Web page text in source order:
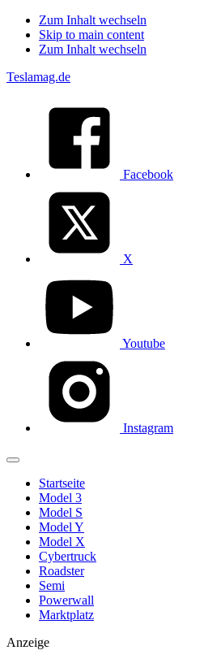
Zum Inhalt wechseln
Skip to main content
Zum Inhalt wechseln
Teslamag.de
Facebook
X
Youtube
Instagram
Startseite
Model 3
Model S
Model Y
Model X
Cybertruck
Roadster
Semi
Powerwall
Marktplatz
Anzeige